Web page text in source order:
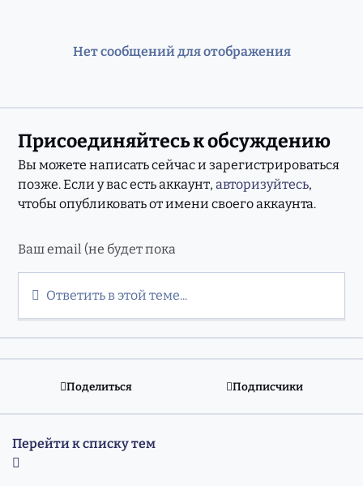
Нет сообщений для отображения
Присоединяйтесь к обсуждению
Вы можете написать сейчас и зарегистрироваться
позже. Если у вас есть аккаунт,авторизуйтесь,
чтобы опубликовать от имени своего аккаунта.
Ответить в этой теме...
Поделиться Подписчики
Перейти к списку тем